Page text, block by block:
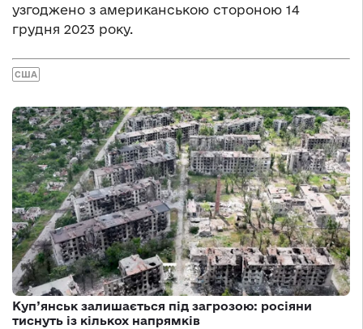
узгоджено з американською стороною 14
грудня 2023 року.
США
Куп’янськ залишається під загрозою: росіяни
тиснуть із кількох напрямків